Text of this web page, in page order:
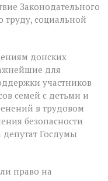
Законодательного
социальной
донских
для
участников
семей с детьми и
в трудовом
безопасности
депутат Госдумы
право на